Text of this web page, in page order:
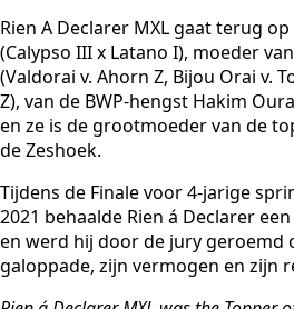
Rien A Declarer MXL gaat terug
(Calypso III x Latano I), moeder
(Valdorai v. Ahorn Z, Bijou Orai v.
Z), van de BWP-hengst Hakim
en ze is de grootmoeder van de
de Zeshoek.
Tijdens de Finale voor 4-jarige
2021 behaalde Rien á Declarer
en werd hij door de jury geroemd
galoppade, zijn vermogen en zijn